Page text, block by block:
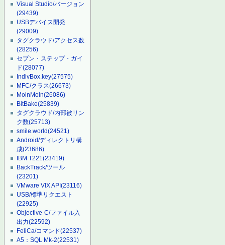
Visual Studio/バージョン
(29439)
USBデバイス開発
(29009)
タグクラウド/アクセス数
(28256)
セブン・ステップ・ガイ
ド(28077)
IndivBox.key(27575)
MFC/クラス(26673)
MoinMoin(26086)
BitBake(25839)
タグクラウド/内部被リン
ク数(25713)
smile.world(24521)
Android/ディレクトリ構
成(23686)
IBM T221(23419)
BackTrack/ツール
(23201)
VMware VIX API(23116)
USB/標準リクエスト
(22925)
Objective-C/ファイル入
出力(22592)
FeliCa/コマンド(22537)
A5：SQL Mk-2(22531)